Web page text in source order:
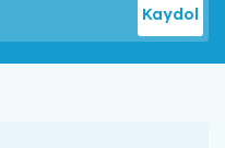
Kaydol